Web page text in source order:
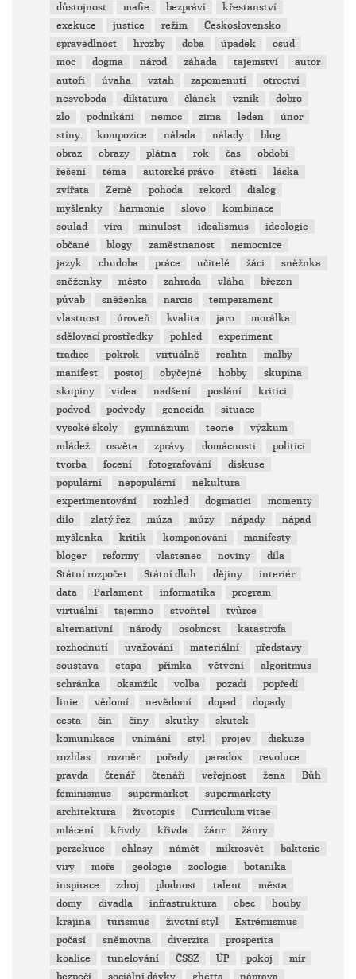
důstojnost
mafie bezpráví
křesťanství
exekuce
justice režim
Československo
spravedlnost
hrozby doba úpadek
osud
moc
dogma národ záhada tajemství
autor
autoři
úvaha vztah zapomenutí
otroctví
nesvoboda
diktatura článek vznik
dobro
zlo
podnikání nemoc zima leden
únor
stíny
kompozice nálada nálady
blog
obraz
obrazy plátna rok čas
období
řešení
téma autorské právo štěstí
láska
zvířata
Země pohoda rekord
dialog
myšlenky
harmonie slovo
kombinace
soulad
víra minulost idealismus
ideologie
občané
blogy zaměstnanost
nemocnice
jazyk
chudoba práce učitelé žáci
sněžnka
sněženky
město zahrada vláha
březen
půvab
sněženka narcis
temperament
vlastnost
úroveň kvalita jaro
morálka
sdělovací prostředky
pohled
experiment
tradice
pokrok virtuálně realita
malby
manifest
postoj obyčejné hobby
skupina
skupiny
videa nadšení poslání
kritici
podvod
podvody genocida
situace
vysoké školy
gymnázium teorie
výzkum
mládež
osvěta zprávy domácnosti
politici
tvorba
focení fotografování
diskuse
populární
nepopulární
nekultura
experimentování
rozhled dogmatici
momenty
dílo
zlatý řez múza múzy nápady
nápad
myšlenka
kritik komponování
manifesty
bloger
reformy vlastenec noviny
díla
Státní rozpočet
Státní dluh dějiny
interiér
data
Parlament informatika
program
virtuální
tajemno stvořitel
tvůrce
alternativní
národy osobnost
katastrofa
rozhodnutí
uvažování materiální
představy
soustava
etapa přímka větvení
algoritmus
schránka
okamžik volba pozadí
popředí
linie
vědomí nevědomí dopad
dopady
cesta
čin činy skutky
skutek
komunikace
vnímání styl projev
diskuze
rozhlas
rozměr pořady paradox
revoluce
pravda
čtenář čtenáři veřejnost žena
Bůh
feminismus
supermarket
supermarkety
architektura
životopis
Curriculum vitae
mlácení
křivdy křivda žánr
žánry
perzekuce
ohlasy námět mikrosvět
bakterie
viry
moře geologie zoologie
botanika
inspirace
zdroj plodnost talent
města
domy
divadla infrastruktura obec
houby
krajina
turismus životní styl
Extrémismus
počasí
sněmovna diverzita
prosperita
koalice
tunelování ČSSZ ÚP pokoj
mír